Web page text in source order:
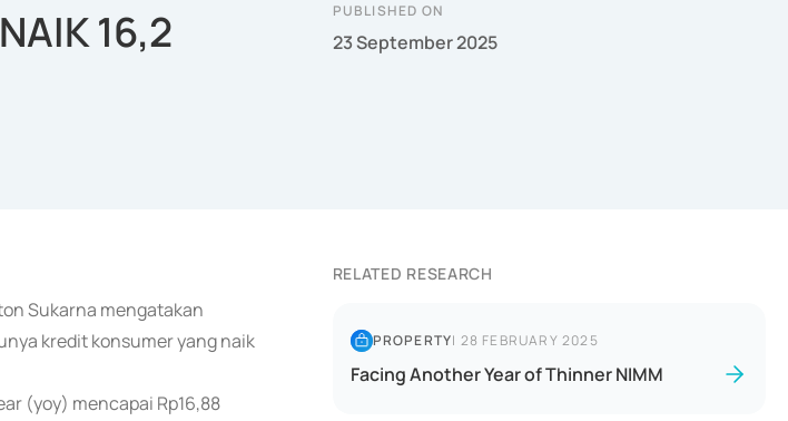
16,2
PUBLISHED ON
23 September 2025
Sukarna mengatakan
kredit konsumer yang naik
(yoy) mencapai Rp16,88
RELATED RESEARCH
PROPERTY| 28 FEBRUARY 2025
Facing Another Year of Thinner NIMM